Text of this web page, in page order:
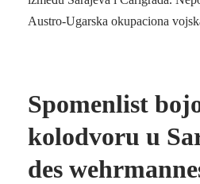
Austro-Ugarska okupaciona
Spomenlist
kolodvoru u
des